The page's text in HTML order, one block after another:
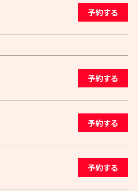
予約する
予約する
予約する
予約する